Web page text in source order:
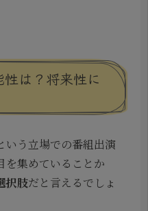
は？将来性に
いう立場での番組出演
を集めていることか
択肢だと言えるでしょ